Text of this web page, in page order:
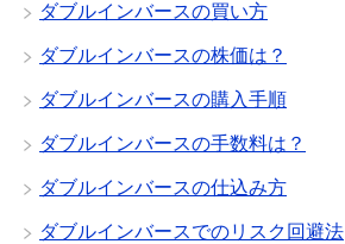
ダブルインバースの買い方
ダブルインバースの株価は？
ダブルインバースの購入手順
ダブルインバースの手数料は？
ダブルインバースの仕込み方
ダブルインバースでのリスク回避法